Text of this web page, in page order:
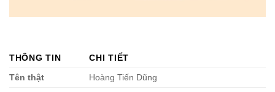
THÔNG TIN
CHI TIẾT
Tên thật
Hoàng Tiến Dũng